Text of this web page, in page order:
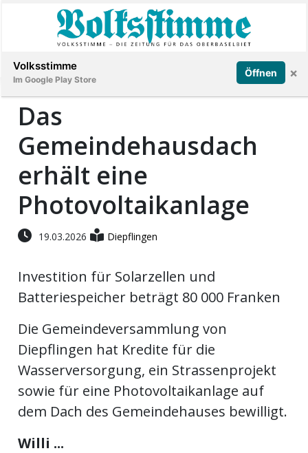
Immobilien
Veranstaltungen
Stellen
App
Fussball
Abonnieren Anmelden
Das
Gemeindehausdach
erhält eine
Photovoltaikanlage
19.03.2026 Diepflingen
Investition für Solarzellen und
Batteriespeicher beträgt 80 000 Franken
Die Gemeindeversammlung von
Diepflingen hat Kredite für die
Wasserversorgung, ein Strassenprojekt
sowie für eine Photovoltaikanlage auf
dem Dach des Gemeindehauses bewilligt.
Willi ...
Volksstimme
Im Google Play Store
Öffnen ×